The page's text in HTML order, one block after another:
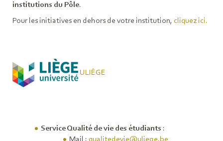
institutions du Pôle.
Pour les initiatives en dehors de votre institution, cliquez ici.
ULIÈGE
Service Qualité de vie des étudiants: